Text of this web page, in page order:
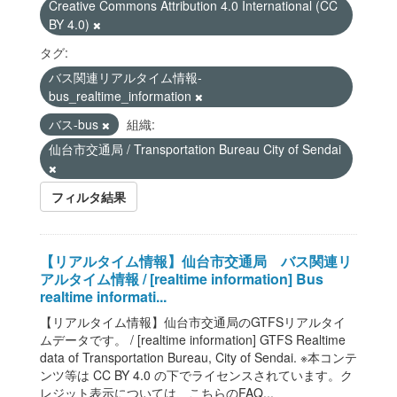
Creative Commons Attribution 4.0 International (CC
BY 4.0)
タグ:
バス関連リアルタイム情報-
bus_realtime_information
バス-bus
組織:
仙台市交通局 / Transportation Bureau City of Sendai
フィルタ結果
【リアルタイム情報】仙台市交通局 バス関連リ
アルタイム情報 / [realtime information] Bus
realtime informati...
【リアルタイム情報】仙台市交通局のGTFSリアルタイ
ムデータです。 / [realtime information] GTFS Realtime
data of Transportation Bureau, City of Sendai. ※本コンテ
ンツ等は CC BY 4.0 の下でライセンスされています。ク
レジット表示については、こちらのFAQ...